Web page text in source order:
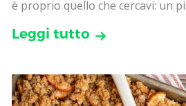
è proprio quello che cercavi: un
Leggi tutto